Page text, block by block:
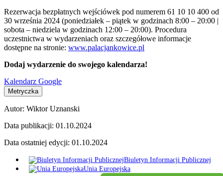
Rezerwacja bezpłatnych wejściówek pod numerem 61 10 10 400 od
30 września 2024 (poniedziałek – piątek w godzinach 8:00 – 20:00 |
sobota – niedziela w godzinach 12:00 – 20:00). Procedura
uczestnictwa w wydarzeniach oraz szczegółowe informacje
dostępne na stronie: www.palacjankowice.pl
Dodaj wydarzenie do swojego kalendarza!
Kalendarz Google
Metryczka
Autor: Wiktor Uznanski
Data publikacji: 01.10.2024
Data ostatniej edycji: 01.10.2024
Biuletyn Informacji Publicznej
Unia Europejska